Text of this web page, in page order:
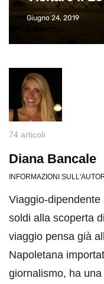
Giugno 24, 2019
74 articoli
Diana Bancale
INFORMAZIONI
Viaggio-
soldi alla scoperta
viaggio pensa già
Napoletana
giornalismo, ha